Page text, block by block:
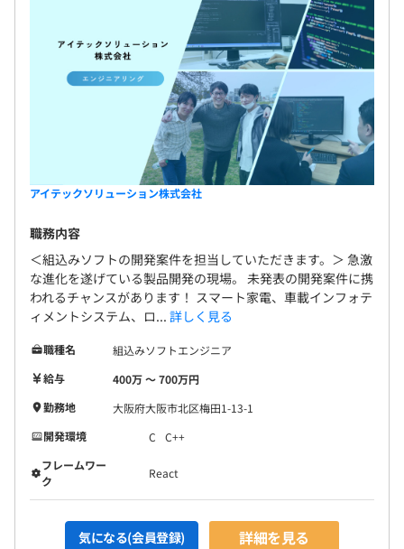
試用期間あり：３カ月
※試用期間中の雇用形態：正社員
アイテックソリューション株式会社
職務内容
＜組込みソフトの開発案件を担当していただきます。＞ 急激
な進化を遂げている製品開発の現場。 未発表の開発案件に携
われるチャンスがあります！ スマート家電、車載インフォテ
ィメントシステム、ロ... 詳しく見る
職種名
組込みソフトエンジニア
給与
400万 〜 700万円
勤務地
大阪府大阪市北区梅田1-13-1
開発環境
C
C++
フレームワー
ク
React
気になる(会員登録) 詳細を見る